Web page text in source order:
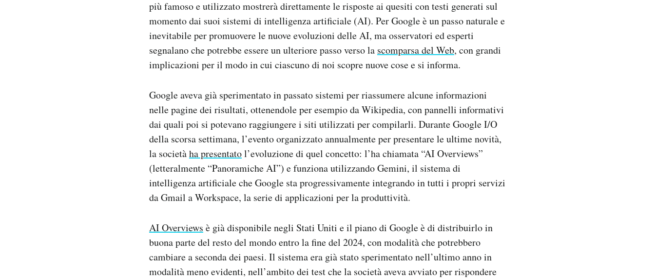
più famoso e utilizzato mostrerà direttamente le risposte ai quesiti con testi generati sul
momento dai suoi sistemi di intelligenza artificiale (AI). Per Google è un passo naturale e
inevitabile per promuovere le nuove evoluzioni delle AI, ma osservatori ed esperti
segnalano che potrebbe essere un ulteriore passo verso la scomparsa del Web, con grandi
implicazioni per il modo in cui ciascuno di noi scopre nuove cose e si informa.
Google aveva già sperimentato in passato sistemi per riassumere alcune informazioni
nelle pagine dei risultati, ottenendole per esempio da Wikipedia, con pannelli informativi
dai quali poi si potevano raggiungere i siti utilizzati per compilarli. Durante Google I/O
della scorsa settimana, l’evento organizzato annualmente per presentare le ultime novità,
la societàha presentatol’evoluzione di quel concetto: l’ha chiamata “AI Overviews”
(letteralmente “Panoramiche AI”) e funziona utilizzando Gemini, il sistema di
intelligenza artificiale che Google sta progressivamente integrando in tutti i propri servizi
da Gmail a Workspace, la serie di applicazioni per la produttività.
AI Overviews è già disponibile negli Stati Uniti e il piano di Google è di distribuirlo in
buona parte del resto del mondo entro la fine del 2024, con modalità che potrebbero
cambiare a seconda dei paesi. Il sistema era già stato sperimentato nell’ultimo anno in
modalità meno evidenti, nell’ambito dei test che la società aveva avviato per rispondere